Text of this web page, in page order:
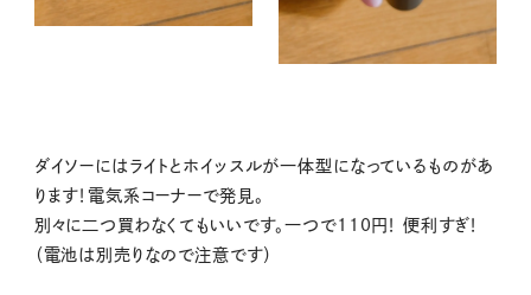
ダイソーにはライトとホイッスルが一体型になっているものがあ
ります！電気系コーナーで発見。
別々に二つ買わなくてもいいです。一つで110円！ 便利すぎ！
（電池は別売りなので注意です）